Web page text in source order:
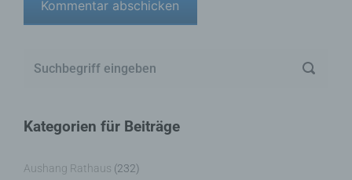
Kategorien für Beiträge
Aushang Rathaus (232)